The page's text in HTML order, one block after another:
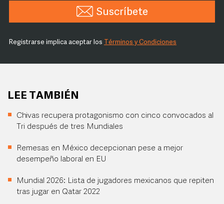
Suscríbete
Registrarse implica aceptar los Términos y Condiciones
LEE TAMBIÉN
Chivas recupera protagonismo con cinco convocados al
Tri después de tres Mundiales
Remesas en México decepcionan pese a mejor
desempeño laboral en EU
Mundial 2026: Lista de jugadores mexicanos que repiten
tras jugar en Qatar 2022